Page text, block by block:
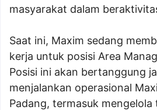
masyarakat dalam
Saat ini, Maxim sedang
kerja untuk posisi Area
Posisi ini akan bertanggung
menjalankan operasional
Padang, termasuk mengelola